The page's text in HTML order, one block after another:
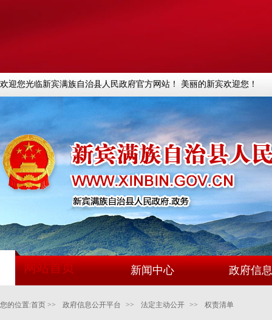
欢迎您光临新宾满族自治县人民政府官方网站！ 美丽的新宾欢迎您！
网站首页 新闻中心 政府信
您的位置:首页 >> 政府信息公开平台 >> 法定主动公开 >> 权责清单